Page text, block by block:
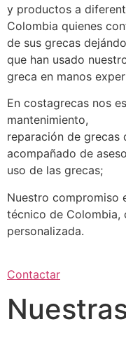
y productos a
Colombia quienes
de sus grecas
que han usado
greca en manos
En costagrecas nos
mantenimiento,
reparación de grecas
acompañado de
uso de las grecas;
Nuestro compromiso
técnico de
personalizada.
Contactar